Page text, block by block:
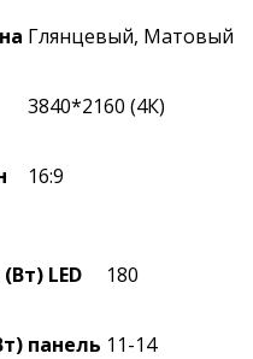
Глянцевый, Матовый
3840*2160 (4К)
16:9
LED
180
панель 11-14